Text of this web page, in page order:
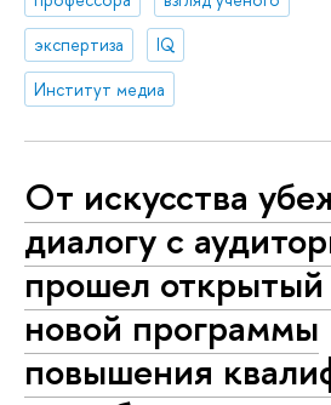
экспертиза
IQ
Институт медиа
От искусства
диалогу с
прошел открытый
новой программы
повышения